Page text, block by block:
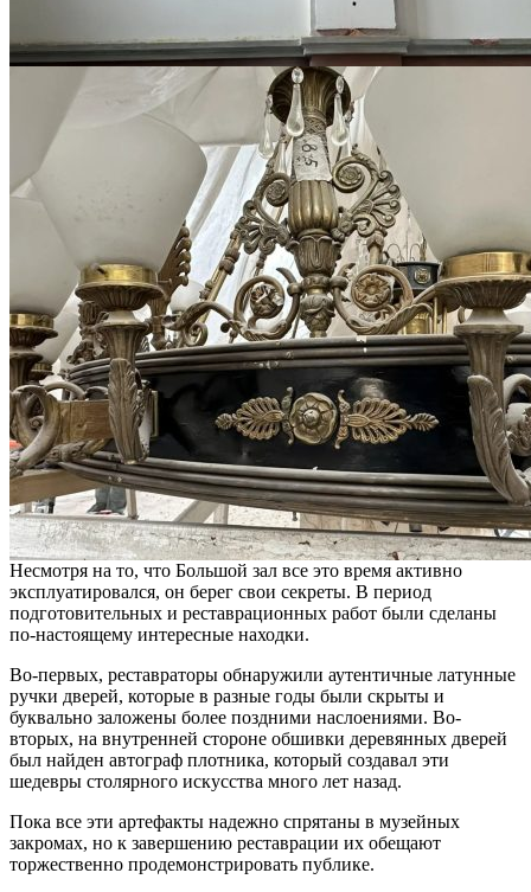
Несмотря на то, что Большой зал все это время активно
эксплуатировался, он берег свои секреты. В период
подготовительных и реставрационных работ были сделаны
по-настоящему интересные находки.
Во-первых, реставраторы обнаружили аутентичные латунные
ручки дверей, которые в разные годы были скрыты и
буквально заложены более поздними наслоениями. Во-
вторых, на внутренней стороне обшивки деревянных дверей
был найден автограф плотника, который создавал эти
шедевры столярного искусства много лет назад.
Пока все эти артефакты надежно спрятаны в музейных
закромах, но к завершению реставрации их обещают
торжественно продемонстрировать публике.